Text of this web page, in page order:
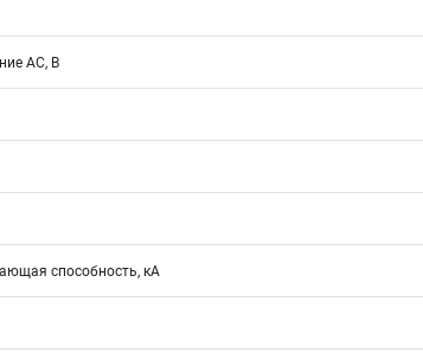
АС, В
способность, кА